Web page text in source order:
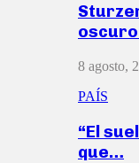
8 agosto,
PAÍS
“El
que…